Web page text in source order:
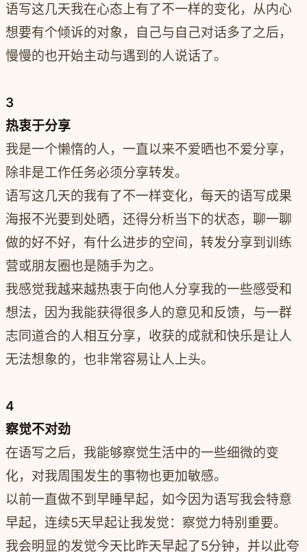
语写这几天我在心态上有了不一样的变化，从内心
想要有个倾诉的对象，自己与自己对话多了之后，
慢慢的也开始主动与遇到的人说话了。
3
热衷于分享
我是一个懒惰的人，一直以来不爱晒也不爱分享，
除非是工作任务必须分享转发。
语写这几天的我有了不一样变化，每天的语写成果
海报不光要到处晒，还得分析当下的状态，聊一聊
做的好不好，有什么进步的空间，转发分享到训练
营或朋友圈也是随手为之。
我感觉我越来越热衷于向他人分享我的一些感受和
想法，因为我能获得很多人的意见和反馈，与一群
志同道合的人相互分享，收获的成就和快乐是让人
无法想象的，也非常容易让人上头。
4
察觉不对劲
在语写之后，我能够察觉生活中的一些细微的变
化，对我周围发生的事物也更加敏感。
以前一直做不到早睡早起，如今因为语写我会特意
早起，连续5天早起让我发觉：察觉力特别重要。
我会明显的发觉今天比昨天早起了5分钟，并以此夸